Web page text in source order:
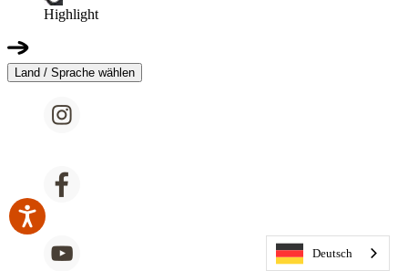
Highlight
Land / Sprache wählen
Deutsch